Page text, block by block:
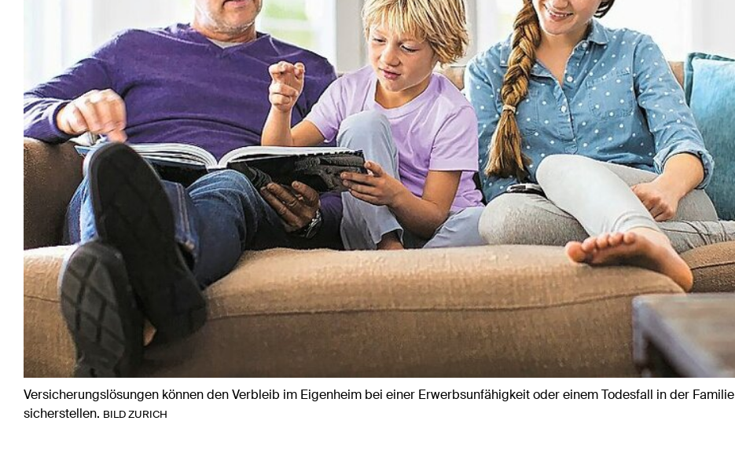
Versicherungslösungen können den Verbleib im Eigenheim bei einer Erwerbsunfähigkeit oder einem Todesfall in der Familie
sicherstellen. BILD ZURICH